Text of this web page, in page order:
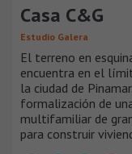
Casa C&G
Estudio Galera
El terreno en
encuentra en el
la ciudad de
formalización de
multifamiliar de
para construir